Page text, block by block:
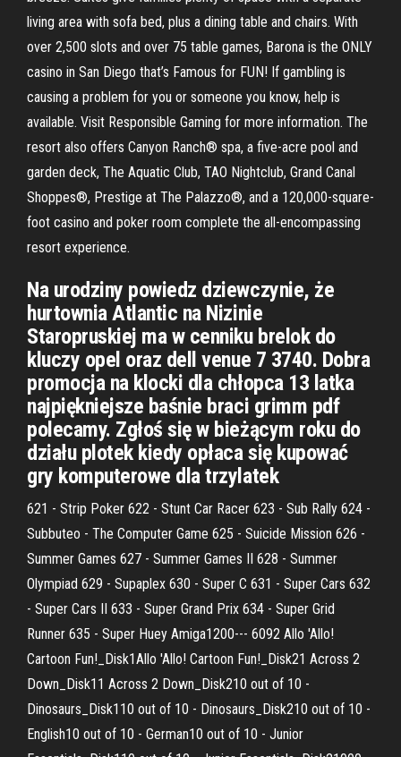
living area with sofa bed, plus a dining table and chairs. With
over 2,500 slots and over 75 table games, Barona is the ONLY
casino in San Diego that’s Famous for FUN! If gambling is
causing a problem for you or someone you know, help is
available. Visit Responsible Gaming for more information. The
resort also offers Canyon Ranch® spa, a five-acre pool and
garden deck, The Aquatic Club, TAO Nightclub, Grand Canal
Shoppes®, Prestige at The Palazzo®, and a 120,000-square-
foot casino and poker room complete the all-encompassing
resort experience.
Na urodziny powiedz dziewczynie, że
hurtownia Atlantic na Nizinie
Staropruskiej ma w cenniku brelok do
kluczy opel oraz dell venue 7 3740. Dobra
promocja na klocki dla chłopca 13 latka
najpiękniejsze baśnie braci grimm pdf
polecamy. Zgłoś się w bieżącym roku do
działu plotek kiedy opłaca się kupować
gry komputerowe dla trzylatek
621 - Strip Poker 622 - Stunt Car Racer 623 - Sub Rally 624 -
Subbuteo - The Computer Game 625 - Suicide Mission 626 -
Summer Games 627 - Summer Games II 628 - Summer
Olympiad 629 - Supaplex 630 - Super C 631 - Super Cars 632
- Super Cars II 633 - Super Grand Prix 634 - Super Grid
Runner 635 - Super Huey Amiga1200--- 6092 Allo 'Allo!
Cartoon Fun!_Disk1Allo 'Allo! Cartoon Fun!_Disk21 Across 2
Down_Disk11 Across 2 Down_Disk210 out of 10 -
Dinosaurs_Disk110 out of 10 - Dinosaurs_Disk210 out of 10 -
English10 out of 10 - German10 out of 10 - Junior